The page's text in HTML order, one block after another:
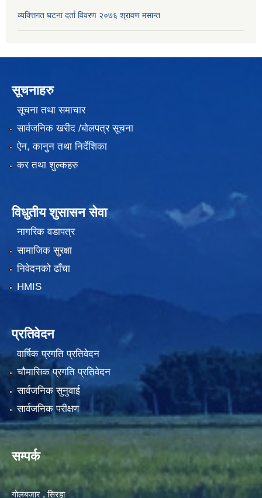
व्यक्त्तिगत घटना दर्ता विवरण २०७६ श्रावण मसान्त
सूचनाहरु
सूचना तथा समाचार
सार्वजनिक खरीद /बोलपत्र सूचना
ऐन, कानुन तथा निर्देशिका
कर तथा शुल्कहरु
विधुतीय शुसासन सेवा
नागरिक वडापत्र
सामाजिक सुरक्षा
निवेदनको ढाँचा
HMIS
प्रतिवेदन
वार्षिक प्रगति प्रतिवेदन
चौमासिक प्रगति प्रतिवेदन
सार्वजनिक सुनुवाई
सार्वजनिक परीक्षण
सम्पर्क
गाेलबजार , सिरहा